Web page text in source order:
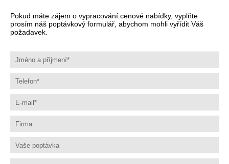
Pokud máte zájem o vypracování cenové nabídky, vyplňte
prosím náš poptávkový formulář, abychom mohli vyřídit Váš
požadavek.